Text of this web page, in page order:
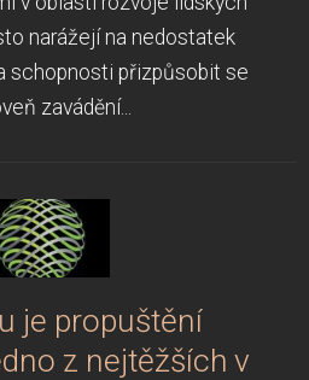
narážejí na nedostatek
schopnosti přizpůsobit se
zavádění...
je propuštění
z nejtěžších v